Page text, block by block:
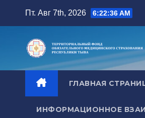
содержимому
Пт. Авг 7th, 2026 6:22:37 AM
ГЛАВНАЯ
ИНФОРМАЦИОННОЕ